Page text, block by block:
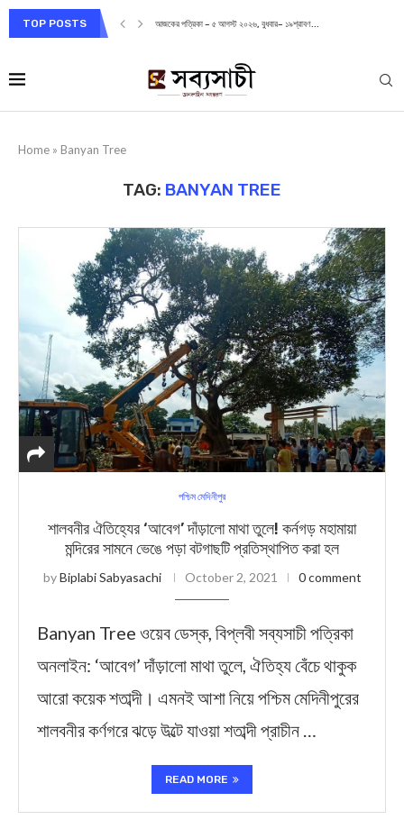
TOP POSTS আজকের পত্রিকা – ৫ আগস্ট ২০২৬, বুধবার– ১৯শ্রাবণ...
Home » Banyan Tree
TAG: BANYAN TREE
পশ্চিম মেদিনীপুর
শালবনীর ঐতিহ্যের ‘আবেগ’ দাঁড়ালো মাথা তুলে! কর্নগড় মহাম‍ায়া
মন্দিরের সামনে ভেঙে পড়া বটগাছটি প্রতিস্থাপিত করা হল
byBiplabi Sabyasachi October 2, 2021 0 comment
Banyan Tree ওয়েব ডেস্ক, বিপ্লবী সব্যসাচী পত্রিকা
অনলাইন: ‘আবেগ’ দাঁড়ালো মাথা তুলে, ঐতিহ্য বেঁচে থাকুক
আরো কয়েক শতাব্দী। এমনই আশা নিয়ে পশ্চিম মেদিনীপুরের
শালবনীর কর্ণগরে ঝড়ে উল্টে যাওয়া শতাব্দী প্রাচীন …
READ MORE